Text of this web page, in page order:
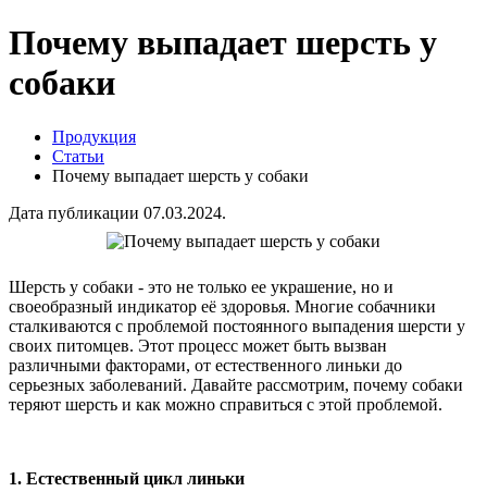
Почему выпадает шерсть у
собаки
Продукция
Статьи
Почему выпадает шерсть у собаки
Дата публикации 07.03.2024.
Шерсть у собаки - это не только ее украшение, но и
своеобразный индикатор её здоровья. Многие собачники
сталкиваются с проблемой постоянного выпадения шерсти у
своих питомцев. Этот процесс может быть вызван
различными факторами, от естественного линьки до
серьезных заболеваний. Давайте рассмотрим, почему собаки
теряют шерсть и как можно справиться с этой проблемой.
1. Естественный цикл линьки